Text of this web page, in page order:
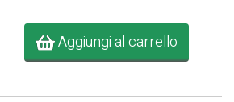
Aggiungi al carrello